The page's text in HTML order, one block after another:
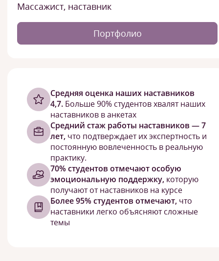
Массажист, наставник
Портфолио
Cредняя оценка наших наставников
4,7. Больше 90% студентов хвалят наших
наставников в анкетах
Средний стаж работы наставников — 7
лет, что подтверждает их экспертность и
постоянную вовлеченность в реальную
практику.
70% студентов отмечают особую
эмоциональную поддержку, которую
получают от наставников на курсе
Более 95% студентов отмечают, что
наставники легко объясняют сложные
темы